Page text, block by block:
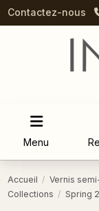
Contactez-nous
Menu
Accueil
Vernis
Collections
Spring